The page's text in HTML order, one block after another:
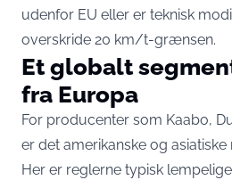
udenfor EU eller er teknisk
overskride 20 km/t-grænsen.
Et globalt
fra Europa
For producenter som Kaabo,
er det amerikanske og
Her er reglerne typisk